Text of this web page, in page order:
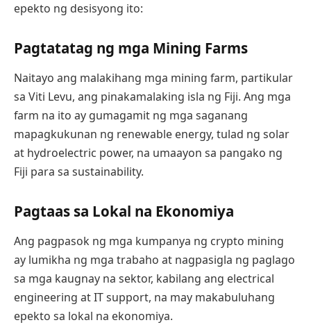
epekto ng desisyong ito:
Pagtatatag ng mga Mining Farms
Naitayo ang malakihang mga mining farm, partikular
sa Viti Levu, ang pinakamalaking isla ng Fiji. Ang mga
farm na ito ay gumagamit ng mga saganang
mapagkukunan ng renewable energy, tulad ng solar
at hydroelectric power, na umaayon sa pangako ng
Fiji para sa sustainability.
Pagtaas sa Lokal na Ekonomiya
Ang pagpasok ng mga kumpanya ng crypto mining
ay lumikha ng mga trabaho at nagpasigla ng paglago
sa mga kaugnay na sektor, kabilang ang electrical
engineering at IT support, na may makabuluhang
epekto sa lokal na ekonomiya.